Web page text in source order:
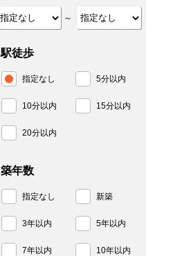
～
駅徒歩
指定なし 5分以内
10分以内 15分以内
20分以内
築年数
指定なし 新築
3年以内 5年以内
7年以内 10年以内